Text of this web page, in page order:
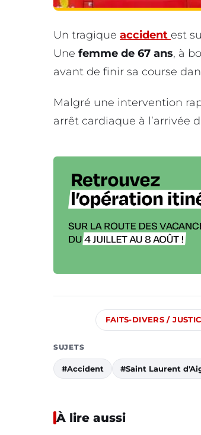
Un tragique accident est
Une femme de 67 ans, à
avant de finir sa course
Malgré une intervention
arrêt cardiaque à l’arrivée
FAITS-DIVERS /
SUJETS
#Accident #Saint Laurent
À lire aussi